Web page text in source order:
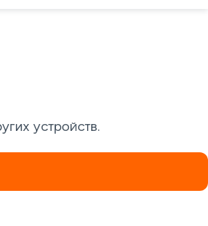
устройств.